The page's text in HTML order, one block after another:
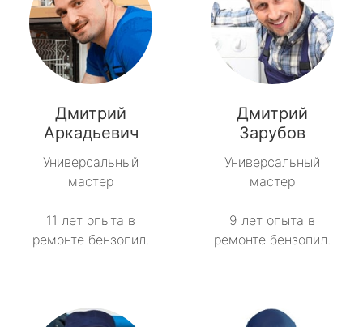
Дмитрий
Аркадьевич
Универсальный
мастер
11 лет опыта в
ремонте бензопил.
Дмитрий
Зарубов
Универсальный
мастер
9 лет опыта в
ремонте бензопил.